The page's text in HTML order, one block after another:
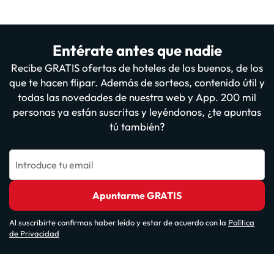
Entérate antes que nadie
Recibe GRATIS ofertas de hoteles de los buenos, de los
que te hacen flipar. Además de sorteos, contenido útil y
todas las novedades de nuestra web y App. 200 mil
personas ya están suscritas y leyéndonos, ¿te apuntas
tú también?
Introduce tu email
Apuntarme GRATIS
Al suscribirte confirmas haber leído y estar de acuerdo con la Política
de Privacidad